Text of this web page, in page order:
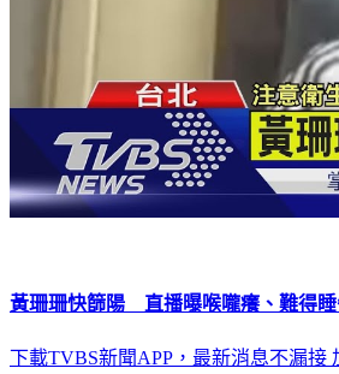
黃珊珊快篩陽 直播曝喉嚨癢、難得睡
下載TVBS新聞APP，最新消息不漏接